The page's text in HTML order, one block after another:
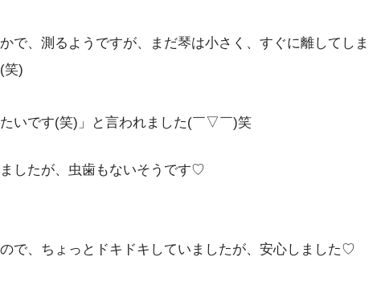
で、測るようですが、まだ琴は小さく、すぐに離してしま
笑)
たいです(笑)」と言われました(￣▽￣)笑
したが、虫歯もないそうです♡
で、ちょっとドキドキしていましたが、安心しました♡